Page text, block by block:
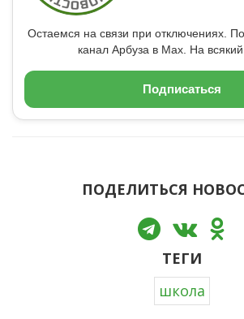
Остаемся на связи при отключениях.
канал Арбуза в Max. На
Подписаться
ПОДЕЛИТЬСЯ
ТЕГИ
школа